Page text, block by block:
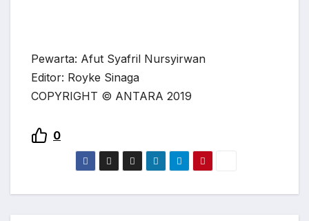
Pewarta: Afut Syafril Nursyirwan
Editor: Royke Sinaga
COPYRIGHT © ANTARA 2019
0